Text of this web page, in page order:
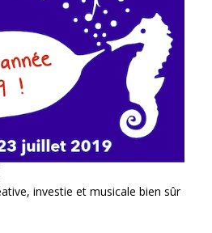
investie et musicale bien sûr